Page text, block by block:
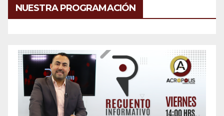
NUESTRA PROGRAMACIÓN